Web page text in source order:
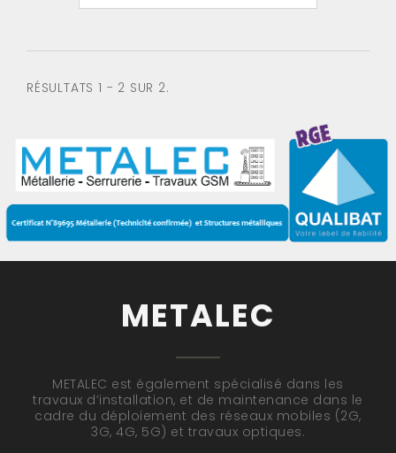
RÉSULTATS 1 - 2 SUR 2.
METALEC
METALEC est également spécialisé dans les
travaux d’installation, et de maintenance dans le
cadre du déploiement des réseaux mobiles (2G,
3G, 4G, 5G) et travaux optiques.